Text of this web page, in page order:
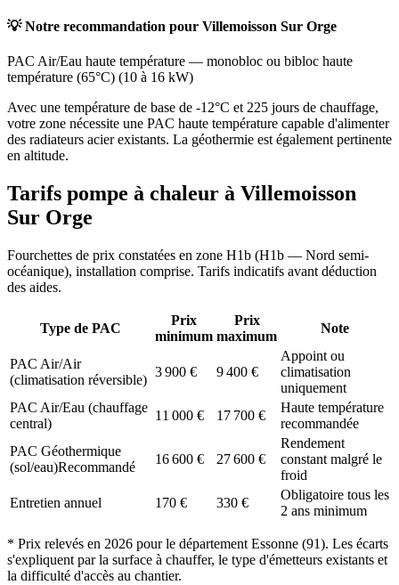
💡 Notre recommandation pour Villemoisson Sur Orge
PAC Air/Eau haute température — monobloc ou bibloc haute
température (65°C) (10 à 16 kW)
Avec une température de base de -12°C et 225 jours de chauffage,
votre zone nécessite une PAC haute température capable d'alimenter
des radiateurs acier existants. La géothermie est également pertinente
en altitude.
Tarifs pompe à chaleur à Villemoisson
Sur Orge
Fourchettes de prix constatées en zone H1b (H1b — Nord semi-
océanique), installation comprise. Tarifs indicatifs avant déduction
des aides.
Type de PAC
Prix
minimum
Prix
maximum
Note
PAC Air/Air
(climatisation réversible)
3 900 € 9 400 €
Appoint ou
climatisation
uniquement
PAC Air/Eau (chauffage
central)
11 000 € 17 700 €
Haute température
recommandée
PAC Géothermique
(sol/eau)Recommandé
16 600 € 27 600 €
Rendement
constant malgré le
froid
Entretien annuel
170 € 330 €
Obligatoire tous les
2 ans minimum
* Prix relevés en 2026 pour le département Essonne (91). Les écarts
s'expliquent par la surface à chauffer, le type d'émetteurs existants et
la difficulté d'accès au chantier.